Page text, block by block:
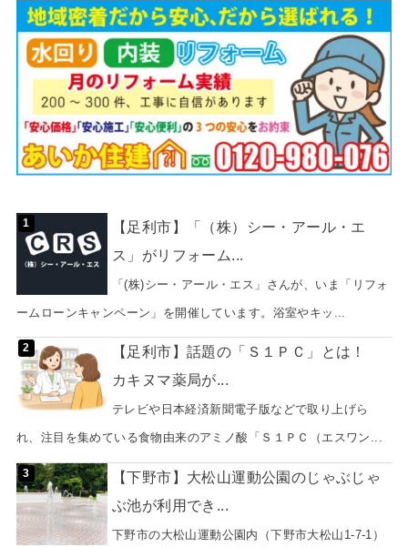
【足利市】「（株）シー・アール・エ
ス」がリフォーム...
「(株)シー・アール・エス」さんが、いま「リフォ
ームローンキャンペーン」を開催しています。浴室やキッ...
【足利市】話題の「Ｓ１ＰＣ」とは！
カキヌマ薬局が...
テレビや日本経済新聞電子版などで取り上げら
れ、注目を集めている食物由来のアミノ酸「Ｓ１ＰＣ（エスワン...
【下野市】大松山運動公園のじゃぶじゃ
ぶ池が利用でき...
下野市の大松山運動公園内（下野市大松山1-7-1）